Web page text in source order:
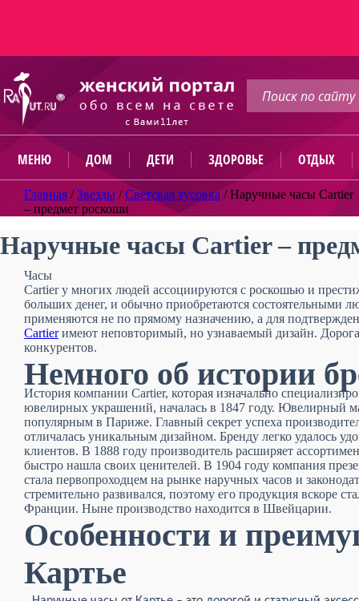
МЕНЮ ДОМ ДЕТИ ЗДОРОВЬЕ ОТДЫХ
Главная /Звезды /Светская тусовка /Наручные часы Cartier
– предмет роскоши
Наручные часы Cartier –
Часы
Cartier у многих людей ассоциируются с роскошью и
больших денег, и обычно приобретаются состоятельными
применяются не по прямому назначению, а для
Cartierимеют неповторимый, но узнаваемый дизайн.
конкурентов.
Немного об истории
История компании Cartier, которая изначально
ювелирных украшений, началась в 1847 году. Ювелирный
популярным в Париже. Главный секрет успеха
отличалась уникальным дизайном. Бренду легко удалось
клиентов. В 1888 году производитель расширяет
быстро нашла своих ценителей. В 1904 году компания
стала первопроходцем на рынке наручных часов и
стремительно развивался, поэтому его продукция вскоре
Франции. Ныне производство находится в Швейцарии.
Особенности и
Картье